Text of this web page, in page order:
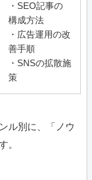
・SEO記事の
構成方法
・広告運用の改
善手順
・SNSの拡散施
策
ル別に、「ノウ
。